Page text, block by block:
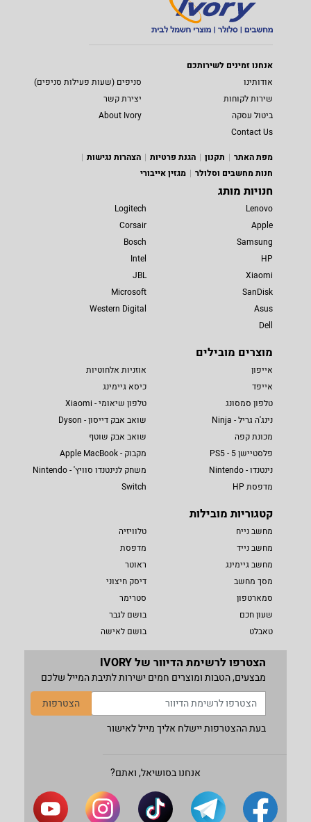
אנחנו זמינים לשירותכם
אודותינו
סניפים (שעות פעילות סניפים)
שירות לקוחות
יצירת קשר
ביטול עסקה
About Ivory
Contact Us
מפת האתר
תקנון הגנת פרטיות
הצהרות נגישות
חנות מחשבים וסלולר
מגזין אייבורי
חנויות מותג
Lenovo
Apple
Samsung
HP
Xiaomi
SanDisk
Asus
Dell
Logitech
Corsair
Bosch
Intel
JBL
Microsoft
Western Digital
מוצרים מובילים
אייפון
אייפד
טלפון סמסונג
נינג'ה גריל - Ninja
מכונת קפה
פלסטיישן 5 - PS5
נינטנדו - Nintendo
מדפסת HP
אוזניות אלחוטיות
כיסא גיימינג
טלפון שיאומי - Xiaomi
שואב אבק דייסון - Dyson
שואב אבק שוטף
מקבוק - Apple MacBook
משחק לנינטנדו סוויץ' - Nintendo
Switch
קטגוריות מובילות
מחשב נייח
מחשב נייד
מחשב גיימינג
מסך מחשב
סמארטפון
שעון חכם
טאבלט
טלוויזיה
מדפסת
ראוטר
דיסק חיצוני
סטרימר
בושם לגבר
בושם לאישה
הצטרפו לרשימת הדיוור של IVORY
מבצעים, הטבות ומוצרים חמים ישירות לתיבת המייל שלכם
הצטרפות
בעת ההצטרפות יישלח אליך מייל לאישור
אנחנו בסושיאל, ואתם?